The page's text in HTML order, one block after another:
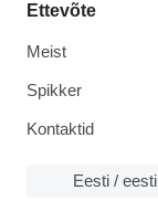
Ettevõte
Meist
Spikker
Kontaktid
Eesti / eesti